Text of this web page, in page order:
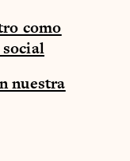
como
nuestra